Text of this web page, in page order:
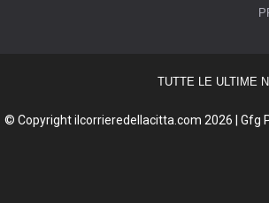
TUTTE LE ULTIME
© Copyright ilcorrieredellacitta.com 2026 | Gfg